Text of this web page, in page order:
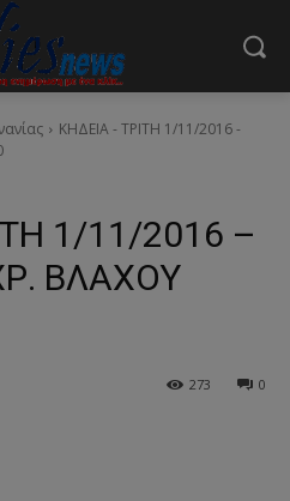
ΚΗΔΕΙΑ - ΤΡΙΤΗ 1/11/2016 -
1/11/2016 –
ΒΛΑΧΟΥ
0
273